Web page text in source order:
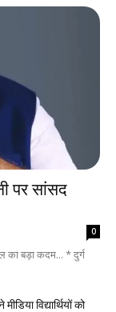
पर सांसद
0
का बड़ा कदम... * दुर्ग
विद्यार्थियों को